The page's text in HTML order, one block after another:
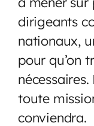
dirigeants
nationaux,
pour qu’on
toute
conviendra.